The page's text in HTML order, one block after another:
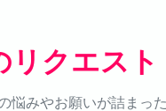
リクエスト
悩みやお願いが詰まっ